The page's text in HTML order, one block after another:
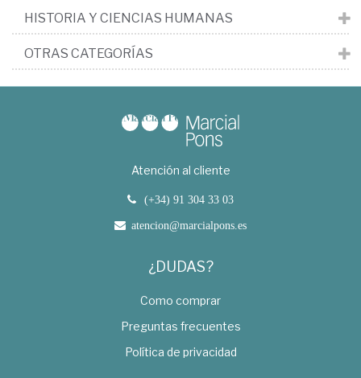
HISTORIA Y CIENCIAS HUMANAS
OTRAS CATEGORÍAS
Atención al cliente
(+34) 91 304 33 03
atencion@marcialpons.es
¿DUDAS?
Como comprar
Preguntas frecuentes
Política de privacidad